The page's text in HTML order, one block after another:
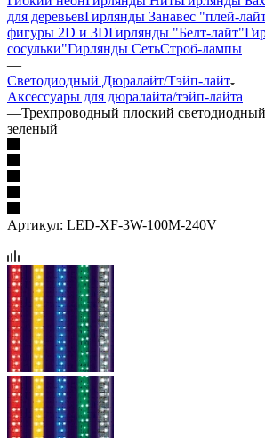
для деревьевГирлянды Занавес "плей-
фигуры 2D и 3DГирлянды "Белт-лайт"
сосульки"Гирлянды СетьСтроб-лампы
—
Светодиодный Дюралайт/Тэйп-лайт
Аксессуары для дюралайта/тэйп-лайта
—Трехпроводный плоский
зеленый
Артикул: LED-XF-3W-100M-240V